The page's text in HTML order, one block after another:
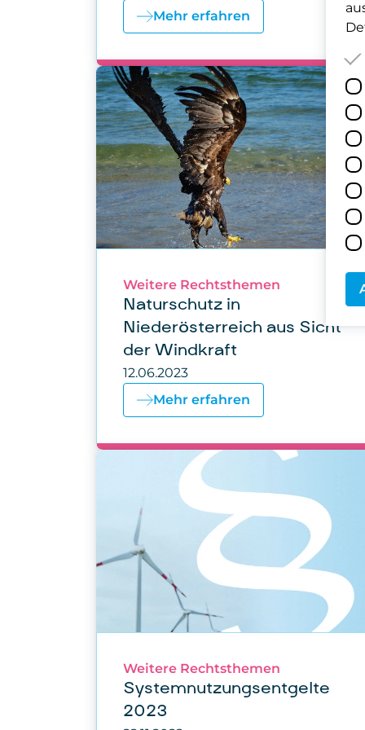
Mehr erfahren
Weitere Rechtsthemen
Naturschutz in
Niederösterreich aus Sicht
der Windkraft
12.06.2023
Mehr erfahren
Weitere Rechtsthemen
Systemnutzungsentgelte
2023